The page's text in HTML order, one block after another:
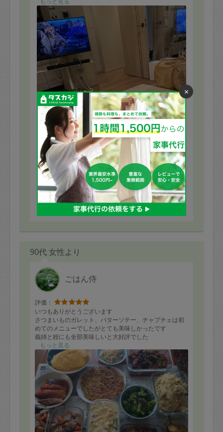
※依頼者の依頼当時の主観的な感想です。
90代 女性より
ごはん侍
評価：
いつもありがとうございます
さつまいものガレット、バターソテー、チャプチェは初
めてのメニューでしたがとても美味しかったです
義姉と姪にも全部美味しいと大好評でした
キッチンがきれいに掃除されていた事とゴミの出し方が
きれいだと義姉が感心していました
もっと見る
×